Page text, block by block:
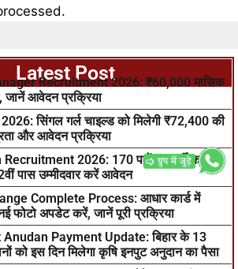
Latest Post
Recruitment 2026: ₹60,000 मासिक
जानें आवेदन प्रक्रिया
सिंगल गर्ल चाइल्ड को मिलेगी ₹72,400 की
और आवेदन प्रक्रिया
2026: 170 पदों पर भर्ती का
पास उम्मीदवार करें आवेदन
Complete Process: आधार कार्ड में
फोटो अपडेट करें, जानें पूरी प्रक्रिया
Payment Update: बिहार के 13
को इस दिन मिलेगा कृषि इनपुट अनुदान का पैसा